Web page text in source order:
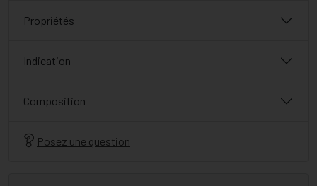
Propriétés
Indication
Composition
Posez une question